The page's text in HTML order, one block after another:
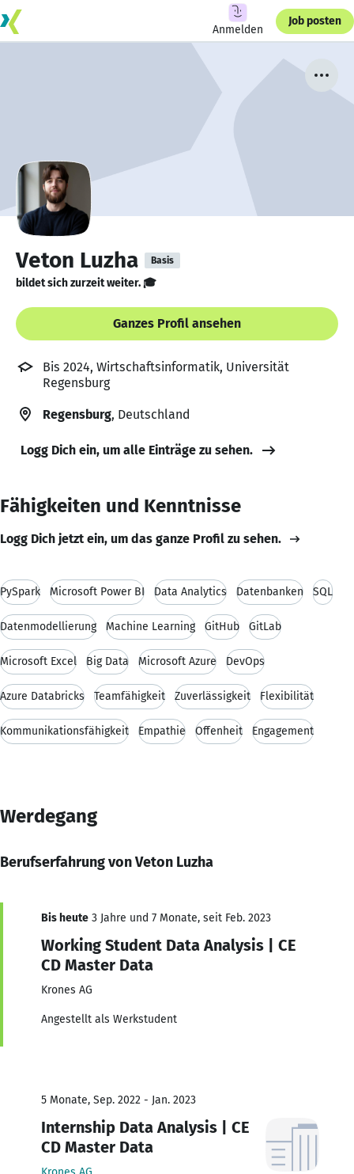
Anmelden
Job posten
Veton Luzha Basis
bildet sich zurzeit weiter. 🎓
Ganzes Profil ansehen
Bis 2024, Wirtschaftsinformatik, Universität
Regensburg
Regensburg, Deutschland
Logg Dich ein, um alle Einträge zu sehen.
Fähigkeiten und Kenntnisse
Logg Dich jetzt ein, um das ganze Profil zu sehen.
PySpark Microsoft Power BI Data Analytics Datenbanken SQL
Datenmodellierung Machine Learning GitHub GitLab
Microsoft Excel Big Data Microsoft Azure DevOps
Azure Databricks Teamfähigkeit Zuverlässigkeit Flexibilität
Kommunikationsfähigkeit Empathie Offenheit Engagement
Werdegang
Berufserfahrung von Veton Luzha
Bis heute 3 Jahre und 7 Monate, seit Feb. 2023
Working Student Data Analysis | CE
CD Master Data
Krones AG
Angestellt als Werkstudent
5 Monate, Sep. 2022 - Jan. 2023
Internship Data Analysis | CE
CD Master Data